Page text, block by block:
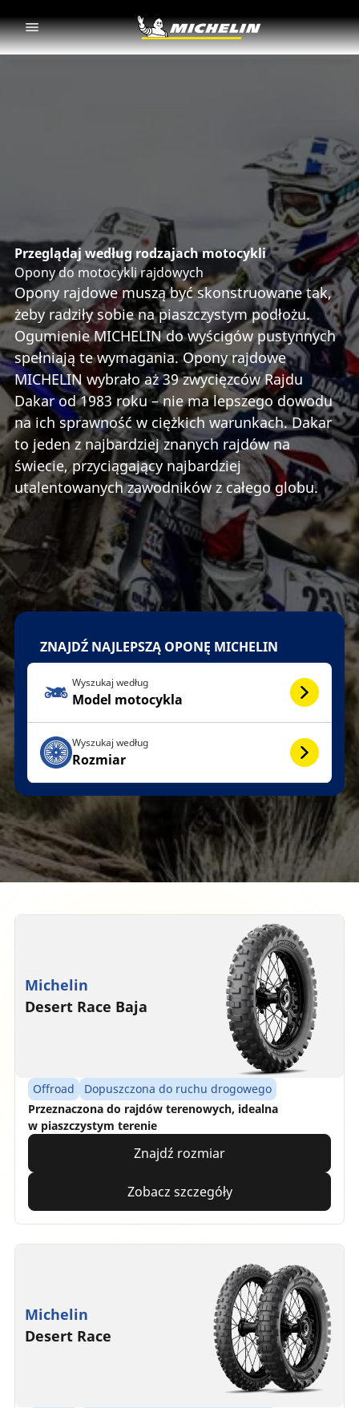
Przeglądaj według rodzajach motocykli
Opony do motocykli rajdowych
Opony rajdowe muszą być skonstruowane tak,
żeby radziły sobie na piaszczystym podłożu.
Ogumienie MICHELIN do wyścigów pustynnych
spełniają te wymagania. Opony rajdowe
MICHELIN wybrało aż 39 zwycięzców Rajdu
Dakar od 1983 roku – nie ma lepszego dowodu
na ich sprawność w ciężkich warunkach. Dakar
to jeden z najbardziej znanych rajdów na
świecie, przyciągający najbardziej
utalentowanych zawodników z całego globu.
ZNAJDŹ NAJLEPSZĄ OPONĘ MICHELIN
Wyszukaj według
Model motocykla
Wyszukaj według
Rozmiar
Michelin
Desert Race Baja
Offroad
Dopuszczona do ruchu drogowego
Przeznaczona do rajdów terenowych, idealna
w piaszczystym terenie
Znajdź rozmiar
Zobacz szczegóły
Michelin
Desert Race